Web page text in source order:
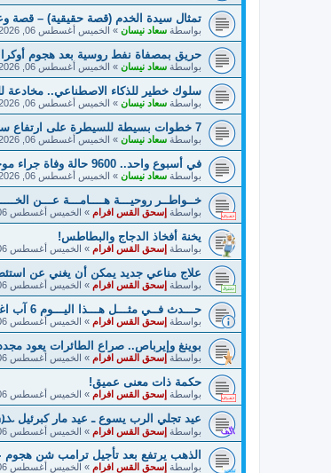
تمثال سيدة الخدم (قصة حقيقية) – قصة
بواسطة سعاد نيسان » الخميس أغسطس 06, 2026 11:21 am
حريق بمصفاة نفط روسية بعد هجوم
بواسطة سعاد نيسان » الخميس أغسطس 06, 2026 11:13 am
سلوك خطير للذكاء الاصطناعي.. مخادعة
بواسطة سعاد نيسان » الخميس أغسطس 06, 2026 11:11 am
7 خطوات بسيطة للسيطرة على ارتفاع سكر الدم صباحا
بواسطة سعاد نيسان » الخميس أغسطس 06, 2026 11:07 am
في أسبوع واحد.. 9600 حالة وفاة جراء موجة حر في ألمانيا
بواسطة سعاد نيسان » الخميس أغسطس 06, 2026 11:01 am
خــواطــر روحيـــة هــــامـــة عـــن
بواسطة إسحق القس افرام » الخميس أغسطس 06, 2026 5:33 am
يخنة أفخاذ الدجاج والبطاطس!
بواسطة إسحق القس افرام » الخميس أغسطس 06, 2026 5:32 am
علاج مناعي جديد يمكن أن يغني عن
بواسطة إسحق القس افرام » الخميس أغسطس 06, 2026 5:29 am
حـــدث فــي مثـــل هـــذا اليـــوم 6 آب اغسطس!
بواسطة إسحق القس افرام » الخميس أغسطس 06, 2026 5:28 am
بوينغ وإيرباص.. صراع الطائرات يعود
بواسطة إسحق القس افرام » الخميس أغسطس 06, 2026 5:27 am
حكمة ذات معنى عميق!
بواسطة إسحق القس افرام » الخميس أغسطس 06, 2026 5:26 am
عيد تجلي الرب يسوع ـ عيد مار كبرئيل
بواسطة إسحق القس افرام » الخميس أغسطس 06, 2026 5:25 am
الذهب يرتفع بعد تأجيل ترامب شن هجوم
بواسطة إسحق القس افرام » الخميس أغسطس 06, 2026 5:23 am